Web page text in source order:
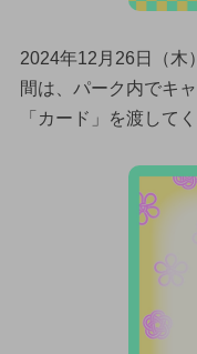
2024年12月26日（木
間は、パーク内でキ
「カード」を渡して